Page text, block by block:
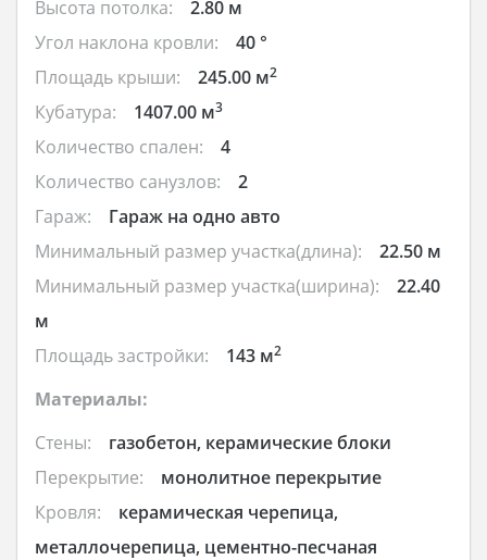
Высота потолка:
2.80 м
Угол наклона кровли:
40 °
Площадь крыши:
245.00 м2
Кубатура: 1407.00 м3
Количество спален:
4
Количество санузлов:
2
Гараж:
Гараж на одно авто
Минимальный размер участка(длина):
22.50 м
Минимальный размер участка(ширина):
22.40
м
Площадь застройки:
143 м2
Материалы:
Стены:
газобетон, керамические блоки
Перекрытие:
монолитное перекрытие
Кровля:
керамическая черепица,
металлочерепица, цементно-песчаная